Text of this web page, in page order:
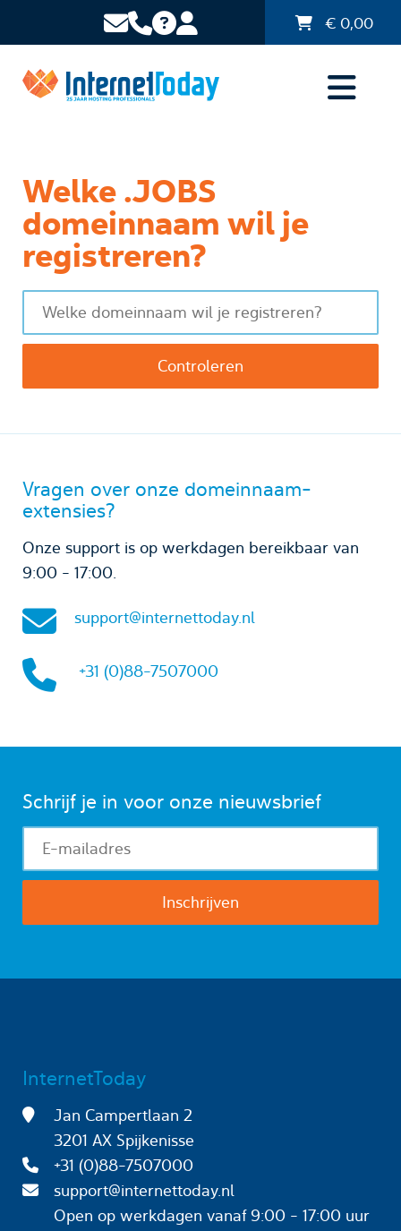
€ 0,00
Welke .JOBS
domeinnaam wil je
registreren?
Vragen over onze domeinnaam-
extensies?
Onze support is op werkdagen bereikbaar van
9:00 - 17:00.
support@internettoday.nl
+31 (0)88-7507000
Schrijf je in voor onze nieuwsbrief
InternetToday
Jan Campertlaan 2
3201 AX Spijkenisse
+31 (0)88-7507000
support@internettoday.nl
Open op werkdagen
vanaf 9:00 - 17:00 uur